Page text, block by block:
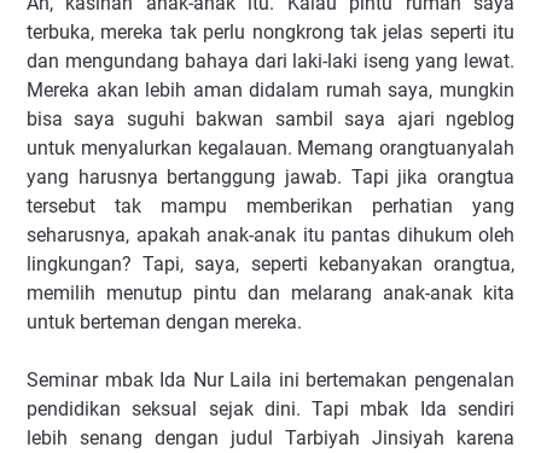
terbuka, mereka tak perlu nongkrong tak jelas seperti itu
dan mengundang bahaya dari laki-laki iseng yang lewat.
Mereka akan lebih aman didalam rumah saya, mungkin
bisa saya suguhi bakwan sambil saya ajari ngeblog
untuk menyalurkan kegalauan. Memang orangtuanyalah
yang harusnya bertanggung jawab. Tapi jika orangtua
tersebut tak mampu memberikan perhatian yang
seharusnya, apakah anak-anak itu pantas dihukum oleh
lingkungan? Tapi, saya, seperti kebanyakan orangtua,
memilih menutup pintu dan melarang anak-anak kita
untuk berteman dengan mereka.
Seminar mbak Ida Nur Laila ini bertemakan pengenalan
pendidikan seksual sejak dini. Tapi mbak Ida sendiri
lebih senang dengan judul Tarbiyah Jinsiyah karena